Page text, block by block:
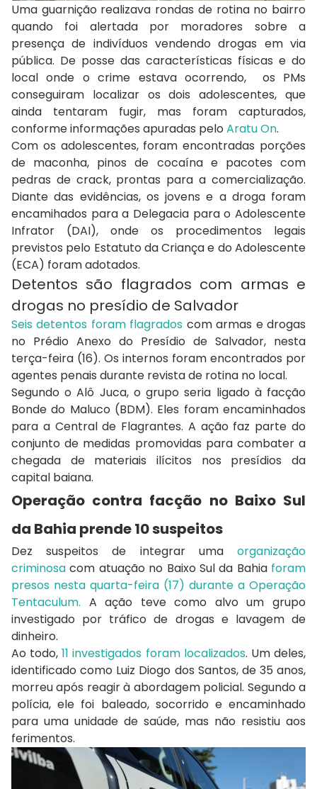
Uma guarnição realizava rondas de rotina no bairro
quando foi alertada por moradores sobre a
presença de indivíduos vendendo drogas em via
pública. De posse das características físicas e do
local onde o crime estava ocorrendo, os PMs
conseguiram localizar os dois adolescentes, que
ainda tentaram fugir, mas foram capturados,
conforme informações apuradas pelo Aratu On.
Com os adolescentes, foram encontradas porções
de maconha, pinos de cocaína e pacotes com
pedras de crack, prontas para a comercialização.
Diante das evidências, os jovens e a droga foram
encamihados para a Delegacia para o Adolescente
Infrator (DAI), onde os procedimentos legais
previstos pelo Estatuto da Criança e do Adolescente
(ECA) foram adotados.
Detentos são flagrados com armas e
drogas no presídio de Salvador
Seis detentos foram flagrados com armas e drogas
no Prédio Anexo do Presídio de Salvador, nesta
terça-feira (16). Os internos foram encontrados por
agentes penais durante revista de rotina no local.
Segundo o Alô Juca, o grupo seria ligado à facção
Bonde do Maluco (BDM). Eles foram encaminhados
para a Central de Flagrantes. A ação faz parte do
conjunto de medidas promovidas para combater a
chegada de materiais ilícitos nos presídios da
capital baiana.
Operação contra facção no Baixo Sul
da Bahia prende 10 suspeitos
Dez suspeitos de integrar uma organização
criminosa com atuação no Baixo Sul da Bahia foram
presos nesta quarta-feira (17) durante a Operação
Tentaculum. A ação teve como alvo um grupo
investigado por tráfico de drogas e lavagem de
dinheiro.
Ao todo,11 investigados foram localizados. Um deles,
identificado como Luiz Diogo dos Santos, de 35 anos,
morreu após reagir à abordagem policial. Segundo a
polícia, ele foi baleado, socorrido e encaminhado
para uma unidade de saúde, mas não resistiu aos
ferimentos.